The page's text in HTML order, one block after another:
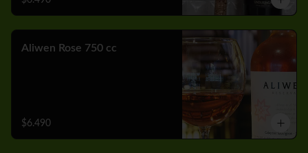
Aliwen Rose 750 cc
$6.490